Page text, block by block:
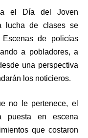
el Día del Joven
lucha de clases se
de policías
a pobladores, a
una perspectiva
los noticieros.
no le pertenece, el
puesta en escena
que costaron